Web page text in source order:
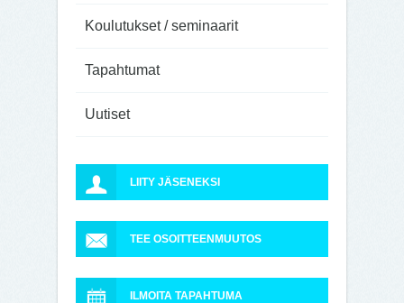
Koulutukset / seminaarit
Tapahtumat
Uutiset
LIITY JÄSENEKSI
TEE OSOITTEENMUUTOS
ILMOITA TAPAHTUMA